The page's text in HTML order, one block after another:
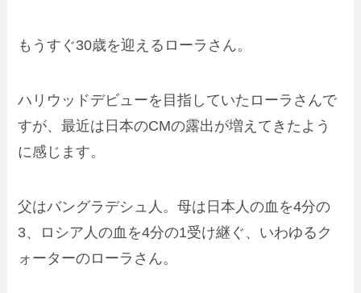
もうすぐ30歳を迎えるローラさん。
ハリウッドデビューを目指していたローラさんで
すが、最近は日本のCMの露出が増えてきたよう
に感じます。
父はバングラデシュ人。母は日本人の血を4分の
3、ロシア人の血を4分の1受け継ぐ、いわゆるク
ォーターのローラさん。